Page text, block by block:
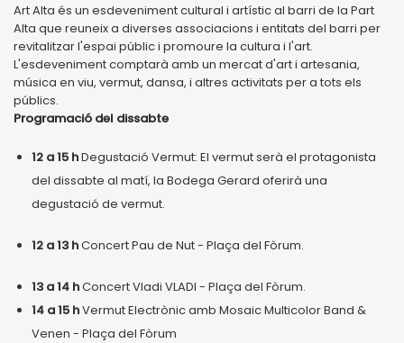
Art Alta és un esdeveniment cultural i artístic al barri de la Part
Alta que reuneix a diverses associacions i entitats del barri per
revitalitzar l'espai públic i promoure la cultura i l'art.
L'esdeveniment comptarà amb un mercat d'art i artesania,
música en viu, vermut, dansa, i altres activitats per a tots els
públics.
Programació del dissabte
12 a 15 hDegustació Vermut: El vermut serà el protagonista
del dissabte al matí, la Bodega Gerard oferirà una
degustació de vermut.
12 a 13 hConcert Pau de Nut - Plaça del Fòrum.
13 a 14 hConcert Vladi VLADI - Plaça del Fòrum.
14 a 15 hVermut Electrònic amb Mosaic Multicolor Band &
Venen - Plaça del Fòrum